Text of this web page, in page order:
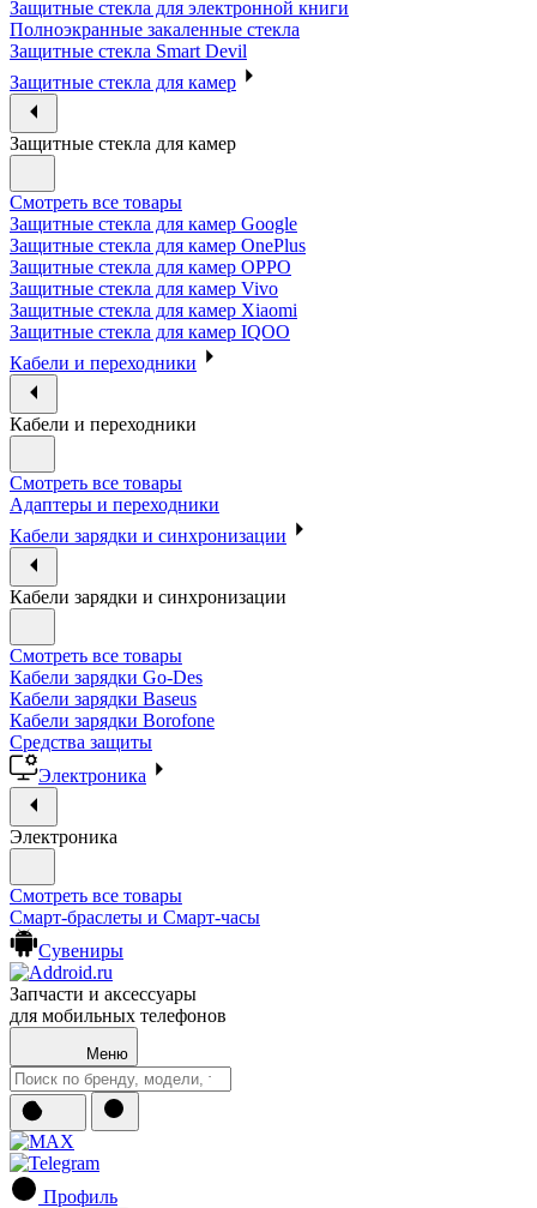
Защитные стекла для электронной книги
Полноэкранные закаленные стекла
Защитные стекла Smart Devil
Защитные стекла для камер
Защитные стекла для камер
Смотреть все товары
Защитные стекла для камер Google
Защитные стекла для камер OnePlus
Защитные стекла для камер OPPO
Защитные стекла для камер Vivo
Защитные стекла для камер Xiaomi
Защитные стекла для камер IQOO
Кабели и переходники
Кабели и переходники
Смотреть все товары
Адаптеры и переходники
Кабели зарядки и синхронизации
Кабели зарядки и синхронизации
Смотреть все товары
Кабели зарядки Go-Des
Кабели зарядки Baseus
Кабели зарядки Borofone
Средства защиты
Электроника
Электроника
Смотреть все товары
Смарт-браслеты и Смарт-часы
Сувениры
Запчасти и аксессуары
для мобильных телефонов
Меню
Профиль